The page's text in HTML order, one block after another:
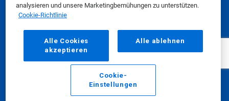
analysieren und unsere Marketingbemühungen zu unterstützen.
Cookie-Richtlinie
Alle Cookies
akzeptieren
Alle ablehnen
Cookie-
Einstellungen
E-Mail Anrufen
Sicherheitsdatenblätter|Datenschutzrichtlinie